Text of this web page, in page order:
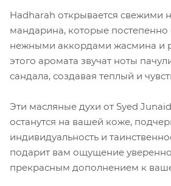
Hadharah открывается свежими
мандарина, которые постепенно
нежными аккордами жасмина и
этого аромата звучат ноты
сандала, создавая теплый и
Эти масляные духи от Syed
останутся на вашей коже,
индивидуальность и
подарит вам ощущение
прекрасным дополнением к